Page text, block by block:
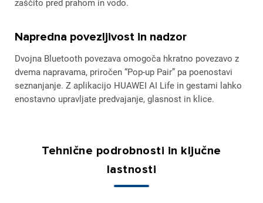
zaščito pred prahom in vodo.
Napredna povezljivost in nadzor
Dvojna Bluetooth povezava omogoča hkratno povezavo z
dvema napravama, priročen “Pop-up Pair” pa poenostavi
seznanjanje. Z aplikacijo HUAWEI AI Life in gestami lahko
enostavno upravljate predvajanje, glasnost in klice.
Tehnične podrobnosti in ključne
lastnosti